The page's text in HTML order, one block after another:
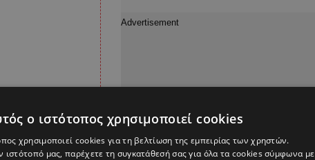
ο ιστότοπος χρησιμοποιεί cookies
χρησιμοποιεί cookies για τη βελτίωση της εμπειρίας των χρηστών.
ιστότοπό μας, παρέχετε τη συγκατάθεσή σας για όλα τα cookies σύμφωνα με